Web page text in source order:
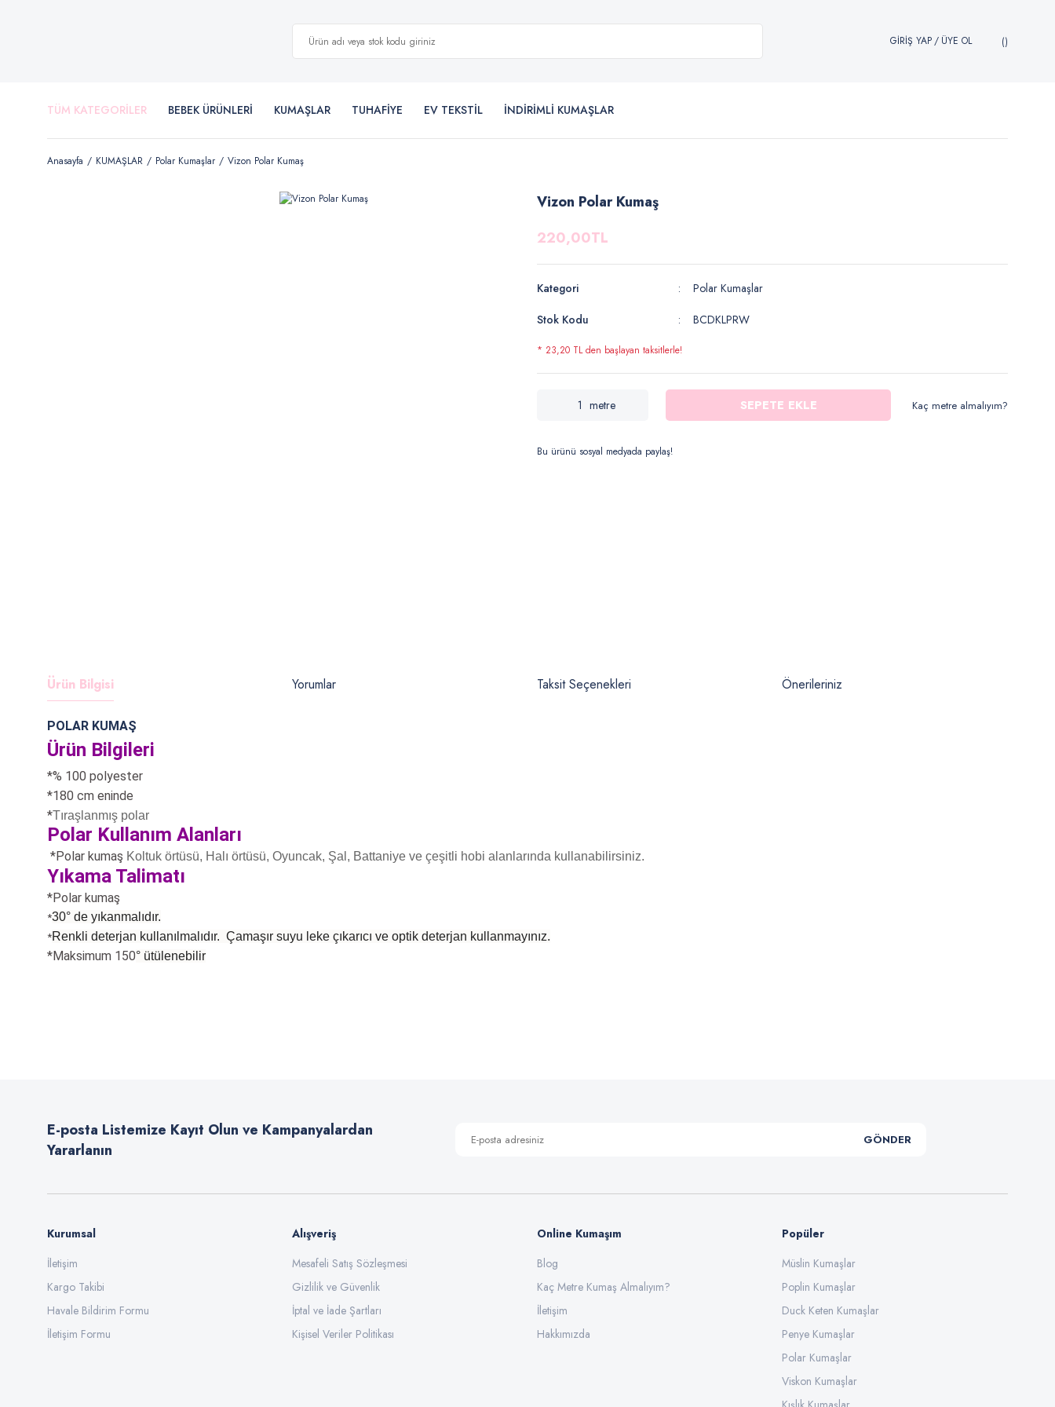
GİRİŞ YAP/ ÜYE OL
TÜM KATEGORİLER BEBEK ÜRÜNLERİ KUMAŞLAR TUHAFİYE EV TEKSTİL İNDİRİMLİ KUMAŞLAR
Anasayfa KUMAŞLAR Polar Kumaşlar Vizon Polar Kumaş
Vizon Polar Kumaş
220,00TL
Kategori
Polar Kumaşlar
Stok Kodu
BCDKLPRW
* 23,20 TL den başlayan taksitlerle!
metre SEPETE EKLE Kaç metre almalıyım?
Bu ürünü sosyal medyada paylaş!
Ürün Bilgisi Yorumlar Taksit Seçenekleri Önerileriniz
POLAR KUMAŞ
Ürün Bilgileri
*% 100 polyester
*180 cm eninde
*Tıraşlanmış polar
Polar Kullanım Alanları
*Polar kumaş Koltuk örtüsü, Halı örtüsü, Oyuncak, Şal, Battaniye ve çeşitli hobi alanlarında kullanabilirsiniz.
Yıkama Talimatı
*Polar kumaş
*30° de yıkanmalıdır.
*Renkli deterjan kullanılmalıdır. Çamaşır suyu leke çıkarıcı ve optik deterjan kullanmayınız.
*Maksimum 150° ütülenebilir
Ürün bilgilerinde hatalar bulunuyor.
Ürün fiyatı diğer sitelerden daha pahalı.
Gönder
E-posta Listemize Kayıt Olun ve Kampanyalardan
Yararlanın
GÖNDER
Kurumsal
İletişim
Kargo Takibi
Havale Bildirim Formu
İletişim Formu
Alışveriş
Mesafeli Satış Sözleşmesi
Gizlilik ve Güvenlik
İptal ve İade Şartları
Kişisel Veriler Politikası
Online Kumaşım
Blog
Kaç Metre Kumaş Almalıyım?
İletişim
Hakkımızda
Popüler
Müslin Kumaşlar
Poplin Kumaşlar
Duck Keten Kumaşlar
Penye Kumaşlar
Polar Kumaşlar
Viskon Kumaşlar